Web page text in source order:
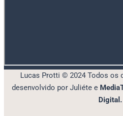
Lucas Protti © 2024 Todos os
desenvolvido por Juliéte e
Digital.